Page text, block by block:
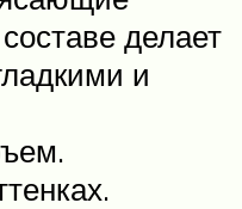
делает
и